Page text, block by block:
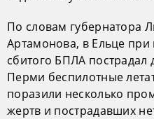
По словам губернатора
Артамонова, в Ельце
сбитого БПЛА пострадал
Перми беспилотные
поразили несколько
жертв и пострадавших